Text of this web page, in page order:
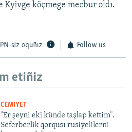
Kyivge köçmege mecbur oldı.
siz oquñız Follow us
etiñiz
CEMİYET
"Er şeyni eki künde taşlap kettim".
Seferberlik qorqusı rusiyelilerni